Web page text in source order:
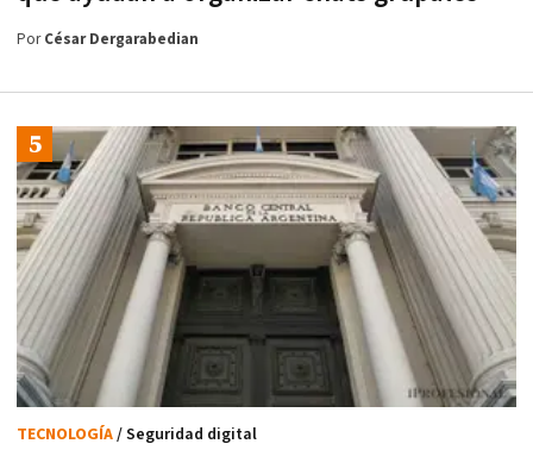
PorCésar Dergarabedian
TECNOLOGÍA/ Seguridad digital